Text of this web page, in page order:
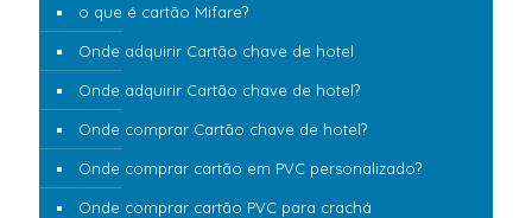
o que é cartão Mifare?
Onde adquirir Cartão chave de hotel
Onde adquirir Cartão chave de hotel?
Onde comprar Cartão chave de hotel?
Onde comprar cartão em PVC personalizado?
Onde comprar cartão PVC para crachá